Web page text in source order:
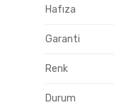
Hafıza
Garanti
Renk
Durum